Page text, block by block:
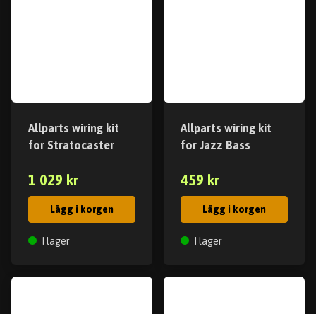
Allparts wiring kit
for Stratocaster
1 029 kr
Lägg i korgen
I lager
Allparts wiring kit
for Jazz Bass
459 kr
Lägg i korgen
I lager